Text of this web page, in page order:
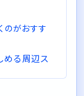
のがおすす
める周辺ス